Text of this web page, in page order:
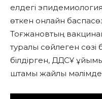
елдегі
өткен онлайн
Тоғжановтың
туралы сөйлеген сөзі
білдірген, ДДСҰ
штамы жайлы